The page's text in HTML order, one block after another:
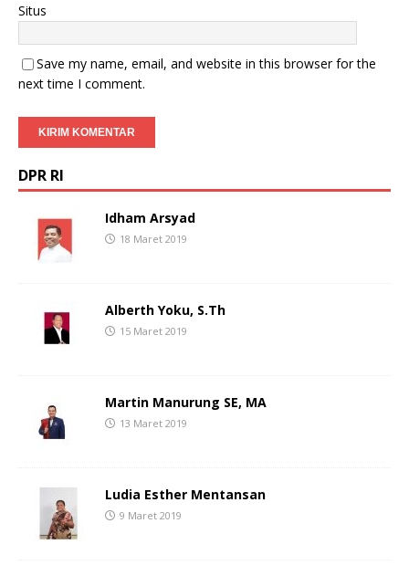
Situs
Save my name, email, and website in this browser for the
next time I comment.
DPR RI
Idham Arsyad
18 Maret 2019
Alberth Yoku, S.Th
15 Maret 2019
Martin Manurung SE, MA
13 Maret 2019
Ludia Esther Mentansan
9 Maret 2019